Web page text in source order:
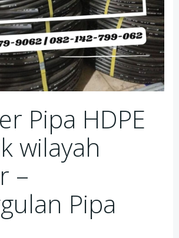
Pipa HDPE
wilayah
–
Pipa